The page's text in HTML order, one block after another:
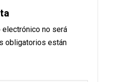
electrónico no será
obligatorios están